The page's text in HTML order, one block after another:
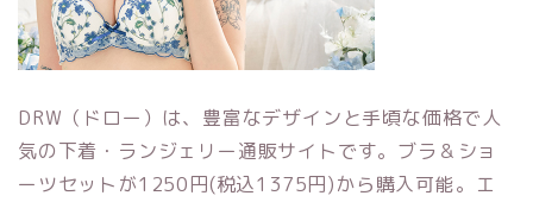
DRW（ドロー）は、豊富なデザインと手頃な価格で人
気の下着・ランジェリー通販サイトです。ブラ＆ショ
ーツセットが1250円(税込1375円)から購入可能。エ